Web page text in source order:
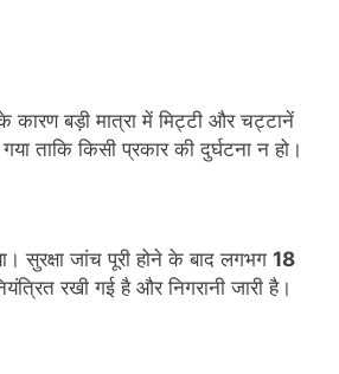
बड़ी मात्रा में मिट्टी और चट्टानें
ताकि किसी प्रकार की दुर्घटना न हो।
सुरक्षा जांच पूरी होने के बाद लगभग 18
रखी गई है और निगरानी जारी है।